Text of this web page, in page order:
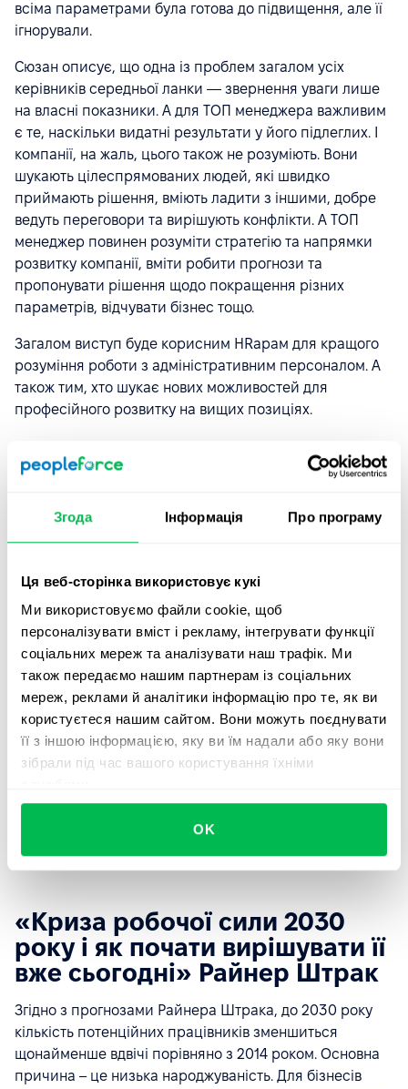
Згода Інформація Про програму
Ця веб-сторінка використовує кукі
Ми використовуємо файли cookie, щоб
персоналізувати вміст і рекламу, інтегрувати функції
соціальних мереж та аналізувати наш трафік. Ми
також передаємо нашим партнерам із соціальних
мереж, реклами й аналітики інформацію про те, як ви
користуєтеся нашим сайтом. Вони можуть поєднувати
її з іншою інформацією, яку ви їм надали або яку вони
зібрали під час вашого користування їхніми
OK
всіма параметрами була готова до підвищення, але її
ігнорували.
Сюзан описує, що одна із проблем загалом усіх
керівників середньої ланки — звернення уваги лише
на власні показники. А для ТОП менеджера важливим
є те, наскільки видатні результати у його підлеглих. І
компанії, на жаль, цього також не розуміють. Вони
шукають цілеспрямованих людей, які швидко
приймають рішення, вміють ладити з іншими, добре
ведуть переговори та вирішують конфлікти. А ТОП
менеджер повинен розуміти стратегію та напрямки
розвитку компанії, вміти робити прогнози та
пропонувати рішення щодо покращення різних
параметрів, відчувати бізнес тощо.
Загалом виступ буде корисним HRарам для кращого
розуміння роботи з адміністративним персоналом. А
також тим, хто шукає нових можливостей для
професійного розвитку на вищих позиціях.
«Криза робочої сили 2030
року і як почати вирішувати її
вже сьогодні» Райнер Штрак
Згідно з прогнозами Райнера Штрака, до 2030 року
кількість потенційних працівників зменшиться
щонайменше вдвічі порівняно з 2014 роком. Основна
причина – це низька народжуваність. Для бізнесів